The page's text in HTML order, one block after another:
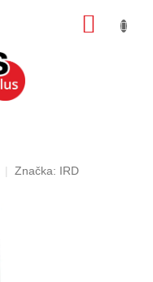
Značka: IRD